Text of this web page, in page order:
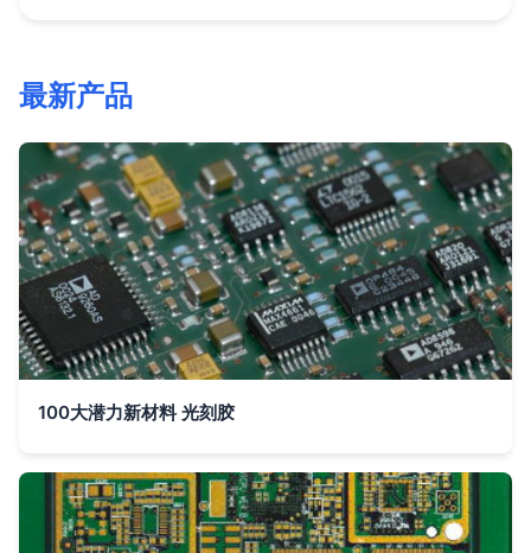
最新产品
100大潜力新材料 光刻胶